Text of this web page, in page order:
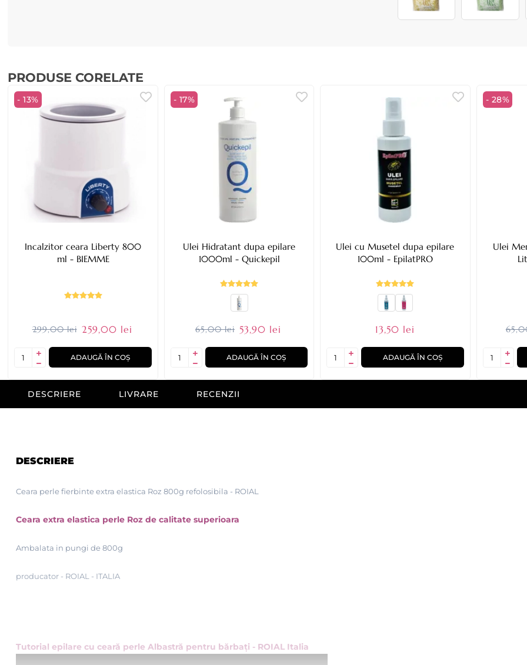
PRODUSE CORELATE
- 13%
Incalzitor ceara Liberty 800
ml - BIEMME
299,00 lei 259,00 lei
ADAUGĂ ÎN COȘ
- 17%
Ulei Hidratant dupa epilare
1000ml - Quickepil
65,00 lei 53,90 lei
ADAUGĂ ÎN COȘ
Ulei cu Musetel dupa epilare
100ml - EpilatPRO
13,50 lei
ADAUGĂ ÎN COȘ
- 28%
Ulei
DESCRIERE LIVRARE RECENZII
DESCRIERE
Ceara perle fierbinte extra elastica Roz 800g refolosibila - ROIAL
Ceara extra elastica perle Roz de calitate superioara
Ambalata in pungi de 800g
producator - ROIAL - ITALIA
Tutorial epilare cu ceară perle Albastră pentru bărbaţi - ROIAL Italia